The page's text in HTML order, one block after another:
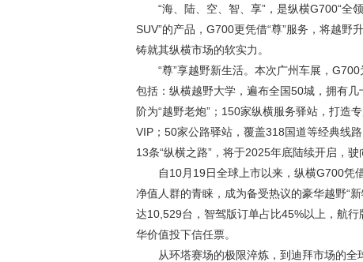
“海、陆、空、智、享”，是纵横G700“全
SUV”的产品，G700更凭借“尊”服务，将越野
铸就其纵横市场的软实力。
“尊”享越野新生活。本次广州车展，
包括：纵横越野大学，遍布全国50城，拥有
阶为“越野老炮”；150家纵横服务驿站，打造
VIP；50家公路驿站，覆盖318国道等经典线
13条“纵横之路”，将于2025年底陆续开启，驶
自10月19日全球上市以来，纵横G700凭
净值人群的青睐，成为备受热议的豪华越野“
达10,529台，智驾版订单占比45%以上，航
华价值投下信任票。
从环塔赛场的极限淬炼，到迪拜市场的